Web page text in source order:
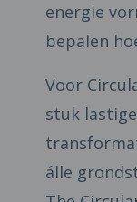
energie
bepalen
Voor
stuk
álle